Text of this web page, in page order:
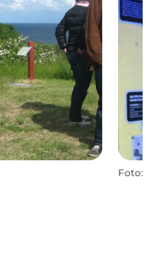
Foto: